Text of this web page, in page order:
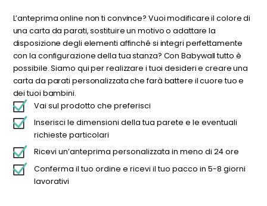
L’anteprima online non ti convince? Vuoi modificare il colore di
una carta da parati, sostituire un motivo o adattare la
disposizione degli elementi affinché si integri perfettamente
con la configurazione della tua stanza? Con Babywall tutto è
possibile. Siamo qui per realizzare i tuoi desideri e creare una
carta da parati personalizzata che farà battere il cuore tuo e
dei tuoi bambini.
Vai sul prodotto che preferisci
Inserisci le dimensioni della tua parete e le eventuali
richieste particolari
Ricevi un’anteprima personalizzata in meno di 24 ore
Conferma il tuo ordine e ricevi il tuo pacco in 5-8 giorni
lavorativi